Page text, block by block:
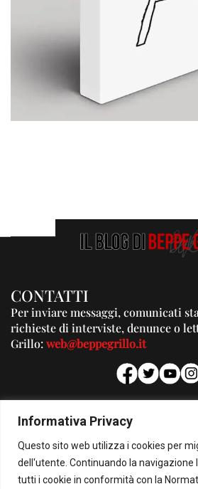
Informativa Privacy
Questo sito web utilizza i cookies per
dell'utente. Continuando la navigazione
tutti i cookie in conformità con la
CONTATTI
Per inviare messaggi, comunicati
richieste di interviste, denunce o
Grillo:web@beppegrillo.it
Per la tua